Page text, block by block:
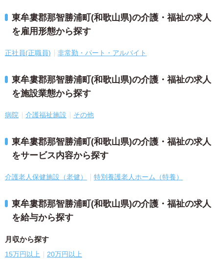
東牟婁郡那智勝浦町(和歌山県)の介護・福祉の求人
を雇用形態から探す
正社員(正職員) 非常勤・パート・アルバイト
東牟婁郡那智勝浦町(和歌山県)の介護・福祉の求人
を施設業態から探す
病院 介護福祉施設 その他
東牟婁郡那智勝浦町(和歌山県)の介護・福祉の求人
をサービス内容から探す
介護老人保健施設（老健） 特別養護老人ホーム（特養）
東牟婁郡那智勝浦町(和歌山県)の介護・福祉の求人
を給与から探す
月収から探す
15万円以上 20万円以上